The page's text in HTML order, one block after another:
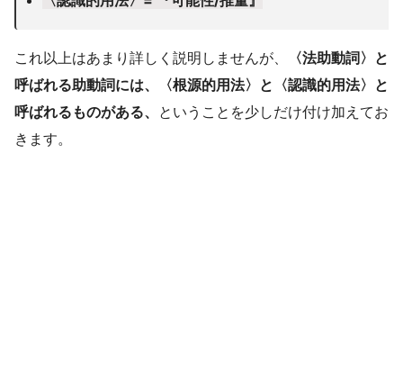
これ以上はあまり詳しく説明しませんが、
〈法助動詞〉と
呼ばれる助動詞には、〈根源的用法〉と〈認識的用法〉と
呼ばれるものがある、 ということを少しだけ付け加えてお
きます。